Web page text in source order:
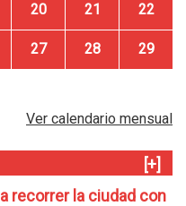
20 21 22
27 28 29
Ver calendario mensual
[+]
recorrer la ciudad con